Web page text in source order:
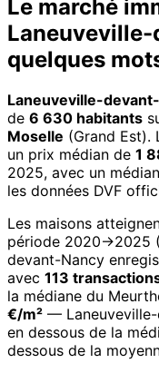
Le marché
quelques
Laneuveville-
de 6 630 habitants
Moselle (Grand Est).
un prix médian de 1
2025, avec un
les données DVF
Les maisons
période 2020→2025
devant-Nancy
avec 113
la médiane du
€/m² — Laneuveville-
en dessous de la
dessous de la